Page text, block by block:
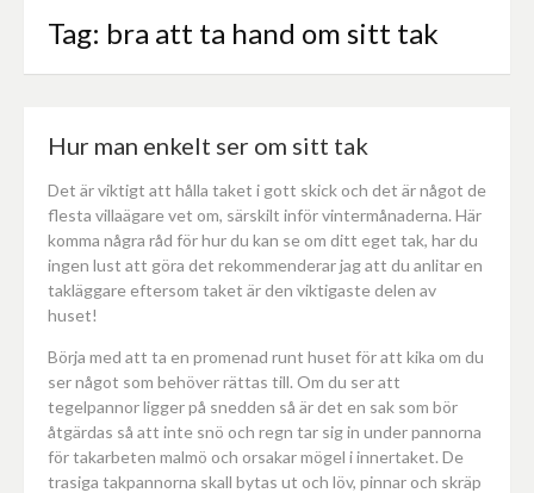
Tag: bra att ta hand om sitt tak
Hur man enkelt ser om sitt tak
Det är viktigt att hålla taket i gott skick och det är något de
flesta villaägare vet om, särskilt inför vintermånaderna. Här
komma några råd för hur du kan se om ditt eget tak, har du
ingen lust att göra det rekommenderar jag att du anlitar en
takläggare eftersom taket är den viktigaste delen av
huset!
Börja med att ta en promenad runt huset för att kika om du
ser något som behöver rättas till. Om du ser att
tegelpannor ligger på snedden så är det en sak som bör
åtgärdas så att inte snö och regn tar sig in under pannorna
för takarbeten malmö och orsakar mögel i innertaket. De
trasiga takpannorna skall bytas ut och löv, pinnar och skräp